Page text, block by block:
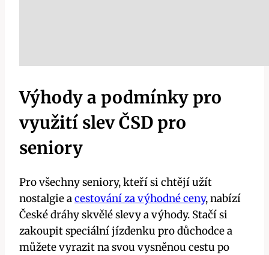
Výhody a podmínky pro
využití slev ČSD pro
seniory
Pro všechny seniory, kteří si chtějí užít
nostalgie acestování za výhodné ceny, nabízí
České dráhy skvělé slevy a výhody. Stačí si
zakoupit speciální jízdenku pro důchodce a
můžete vyrazit na svou vysněnou cestu po